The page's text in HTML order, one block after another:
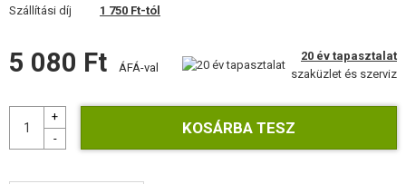
RÁDIÓS, FEJHALLGATÓ, KAMERÁK
KIEGÉSZÍTŐK, HORDSZÍJAK
PÓTALKATRÉSZEK FEGYVEREKHEZ
Szállítási díj
1 750 Ft-tól
5 080 Ft ÁFÁ-val
20 év tapasztalat
szaküzlet és szerviz